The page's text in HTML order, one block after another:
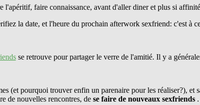
l'apéritif, faire connaissance, avant d'aller diner et plus si
la date, et l'heure du prochain afterwork sexfriend: c'est à
se retrouve pour partager le verre de l'amitié. Il y a
(et pourquoi trouver enfin un parenaire pour les réaliser?), et
de nouvelles rencontres, de se faire de nouveaux sexfriends .